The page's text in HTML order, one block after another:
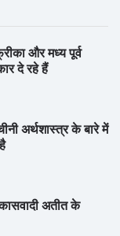
और मध्य पूर्व
दे रहे हैं
अर्थशास्त्र के बारे में
अतीत के